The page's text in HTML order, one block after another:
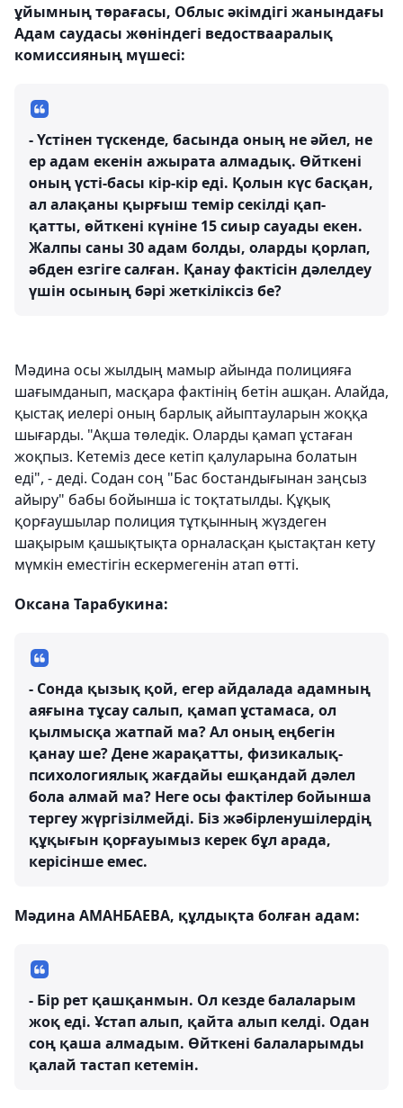
ұйымның төрағасы, Облыс әкімдігі жанындағы
Адам саудасы жөніндегі ведоствааралық
комиссияның мүшесі:
- Үстінен түскенде, басында оның не әйел, не
ер адам екенін ажырата алмадық. Өйткені
оның үсті-басы кір-кір еді. Қолын күс басқан,
ал алақаны қырғыш темір секілді қап-
қатты, өйткені күніне 15 сиыр сауады екен.
Жалпы саны 30 адам болды, оларды қорлап,
әбден езгіге салған. Қанау фактісін дәлелдеу
үшін осының бәрі жеткіліксіз бе?
Мәдина осы жылдың мамыр айында полицияға
шағымданып, масқара фактінің бетін ашқан. Алайда,
қыстақ иелері оның барлық айыптауларын жоққа
шығарды. "Ақша төледік. Оларды қамап ұстаған
жоқпыз. Кетеміз десе кетіп қалуларына болатын
еді", - деді. Содан соң "Бас бостандығынан заңсыз
айыру" бабы бойынша іс тоқтатылды. Құқық
қорғаушылар полиция тұтқынның жүздеген
шақырым қашықтықта орналасқан қыстақтан кету
мүмкін еместігін ескермегенін атап өтті.
Оксана Тарабукина:
- Сонда қызық қой, егер айдалада адамның
аяғына тұсау салып, қамап ұстамаса, ол
қылмысқа жатпай ма? Ал оның еңбегін
қанау ше? Дене жарақатты, физикалық-
психологиялық жағдайы ешқандай дәлел
бола алмай ма? Неге осы фактілер бойынша
тергеу жүргізілмейді. Біз жәбірленушілердің
құқығын қорғауымыз керек бұл арада,
керісінше емес.
Мәдина АМАНБАЕВА, құлдықта болған адам:
- Бір рет қашқанмын. Ол кезде балаларым
жоқ еді. Ұстап алып, қайта алып келді. Одан
соң қаша алмадым. Өйткені балаларымды
қалай тастап кетемін.